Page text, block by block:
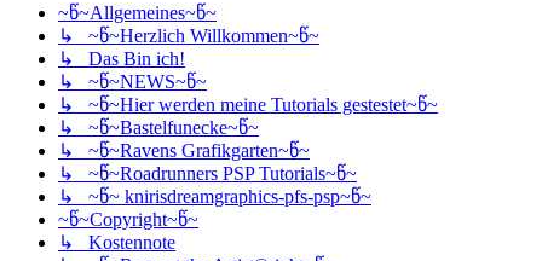
~წ~Allgemeines~წ~
↳ ~წ~Herzlich Willkommen~წ~
↳ Das Bin ich!
↳ ~წ~NEWS~წ~
↳ ~წ~Hier werden meine Tutorials gestestet~წ~
↳ ~წ~Bastelfunecke~წ~
↳ ~წ~Ravens Grafikgarten~წ~
↳ ~წ~Roadrunners PSP Tutorials~წ~
↳ ~წ~ knirisdreamgraphics-pfs-psp~წ~
~წ~Copyright~წ~
↳ Kostennote